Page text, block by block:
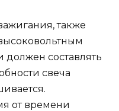
также
составлять
свеча
от времени